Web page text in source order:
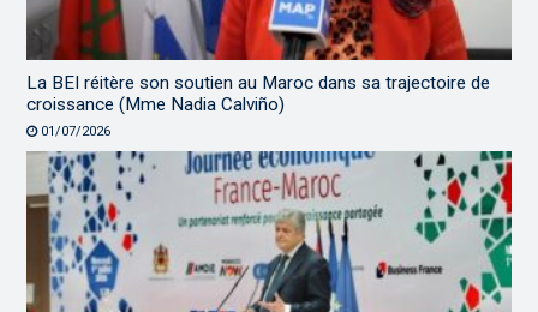
La BEI réitère son soutien au Maroc dans sa trajectoire de
croissance (Mme Nadia Calviño)
01/07/2026